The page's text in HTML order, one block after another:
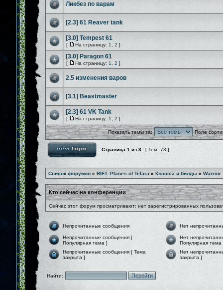
Ликбез по варам
[2.3] 61 Reaver tank
[3.0] Tempest 61
[ На страницу: 1 2 ]
[3.0] Paragon 61
[ На страницу: 1 2 ]
2.5 изменения варов
[3.1] Beastmaster
[2.3] 61 VK Tank
[ На страницу: 1 2 ]
Показать темы за: Поле
Страница 1 из 3 [ Тем: 73 ]
Список форумов » RIFT: Planes of Telara » Классы и билды » Warrior
Кто сейчас на конференции
Сейчас этот форум просматривают: нет зарегистрированных
Непрочитанные сообщения Нет
Непрочитанные сообщения [
Популярная тема ]
Нет
Популярная тема
Непрочитанные сообщения [ Тема
закрыта ]
Нет
закрыта ]
Найти: